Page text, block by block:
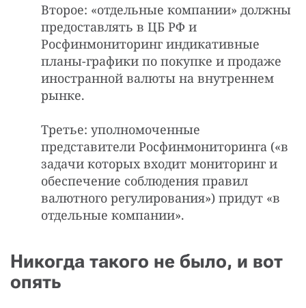
Второе: «отдельные компании» должны
предоставлять в ЦБ РФ и
Росфинмониторинг индикативные
планы-графики по покупке и продаже
иностранной валюты на внутреннем
рынке.
Третье: уполномоченные
представители Росфинмониторинга («в
задачи которых входит мониторинг и
обеспечение соблюдения правил
валютного регулирования») придут «в
отдельные компании».
Никогда такого не было, и вот
опять